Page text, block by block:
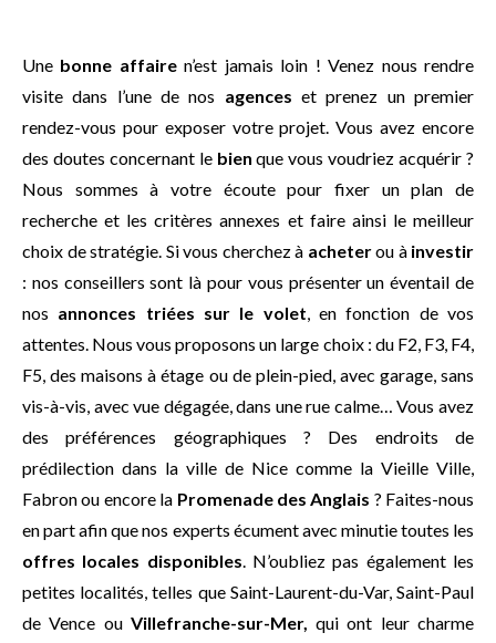
Une bonne affairen’est jamais loin ! Venez nous rendre
visite dans l’une de nos agences et prenez un premier
rendez-vous pour exposer votre projet. Vous avez encore
des doutes concernant le bienque vous voudriez acquérir ?
Nous sommes à votre écoute pour fixer un plan de
recherche et les critères annexes et faire ainsi le meilleur
choix de stratégie. Si vous cherchez à acheterou àinvestir
: nos conseillers sont là pour vous présenter un éventail de
nos annonces triées sur le volet, en fonction de vos
attentes. Nous vous proposons un large choix : du F2, F3, F4,
F5, des maisons à étage ou de plein-pied, avec garage, sans
vis-à-vis, avec vue dégagée, dans une rue calme… Vous avez
des préférences géographiques ? Des endroits de
prédilection dans la ville de Nice comme la Vieille Ville,
Fabron ou encore la Promenade des Anglais ? Faites-nous
en part afin que nos experts écument avec minutie toutes les
offres locales disponibles. N’oubliez pas également les
petites localités, telles que Saint-Laurent-du-Var, Saint-Paul
de Vence ou Villefranche-sur-Mer, qui ont leur charme